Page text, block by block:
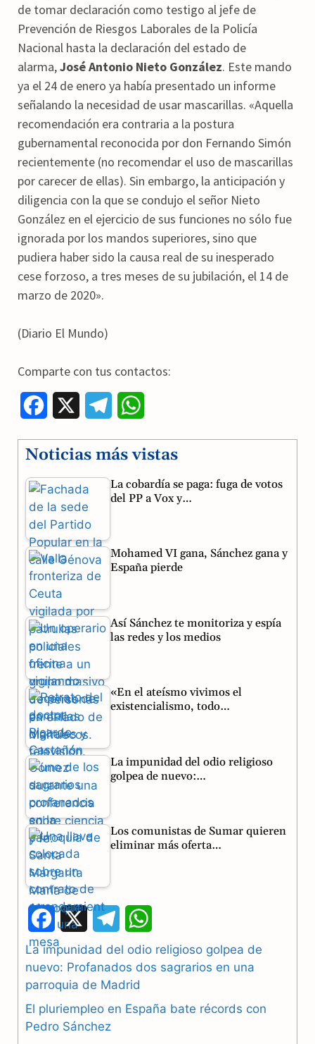
de tomar declaración como testigo al jefe de
Prevención de Riesgos Laborales de la Policía
Nacional hasta la declaración del estado de
alarma,José Antonio Nieto González. Este mando
ya el 24 de enero ya había presentado un informe
señalando la necesidad de usar mascarillas. «Aquella
recomendación era contraria a la postura
gubernamental reconocida por don Fernando Simón
recientemente (no recomendar el uso de mascarillas
por carecer de ellas). Sin embargo, la anticipación y
diligencia con la que se condujo el señor Nieto
González en el ejercicio de sus funciones no sólo fue
ignorada por los mandos superiores, sino que
pudiera haber sido la causa real de su inesperado
cese forzoso, a tres meses de su jubilación, el 14 de
marzo de 2020».
(Diario El Mundo)
Comparte con tus contactos:
c
e
b
o
o
k
l
e
a
a
t
p
Noticias más vistas
La cobardía se paga: fuga de votos
del PP a Vox y…
Mohamed VI gana, Sánchez gana y
España pierde
Así Sánchez te monitoriza y espía
las redes y los medios
«En el ateísmo vivimos el
existencialismo, todo…
La impunidad del odio religioso
golpea de nuevo:…
Los comunistas de Sumar quieren
eliminar más oferta…
F
a
c
b
e
l
h
a
La impunidad del odio religioso golpea de
nuevo: Profanados dos sagrarios en una
parroquia de Madrid
El pluriempleo en España bate récords con
Pedro Sánchez